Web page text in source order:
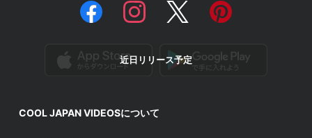
近日リリース予定
COOL JAPAN VIDEOSについて